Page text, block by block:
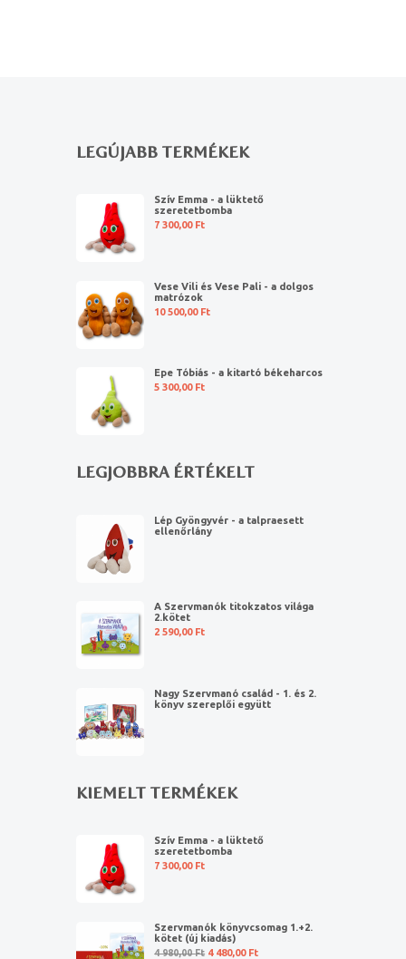
LEGÚJABB TERMÉKEK
Szív Emma - a lüktető
szeretetbomba
7 300,00 Ft
Vese Vili és Vese Pali - a dolgos
matrózok
10 500,00 Ft
Epe Tóbiás - a kitartó békeharcos
5 300,00 Ft
LEGJOBBRA ÉRTÉKELT
Lép Gyöngyvér - a talpraesett
ellenőrlány
A Szervmanók titokzatos világa
2.kötet
2 590,00 Ft
Nagy Szervmanó család - 1. és 2.
könyv szereplői együtt
KIEMELT TERMÉKEK
Szív Emma - a lüktető
szeretetbomba
7 300,00 Ft
Szervmanók könyvcsomag 1.+2.
kötet (új kiadás)
4 980,00Ft 4 480,00 Ft